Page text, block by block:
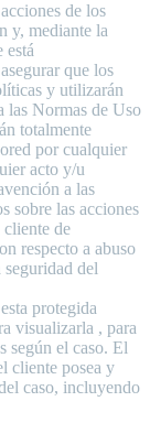
de los
y, mediante la
está
que los
y utilizarán
las Normas de Uso
totalmente
por cualquier
acto y/u
a las
sobre las acciones
cliente de
respecto a abuso
del
protegida
visualizarla , para
según el caso. El
cliente posea y
caso, incluyendo